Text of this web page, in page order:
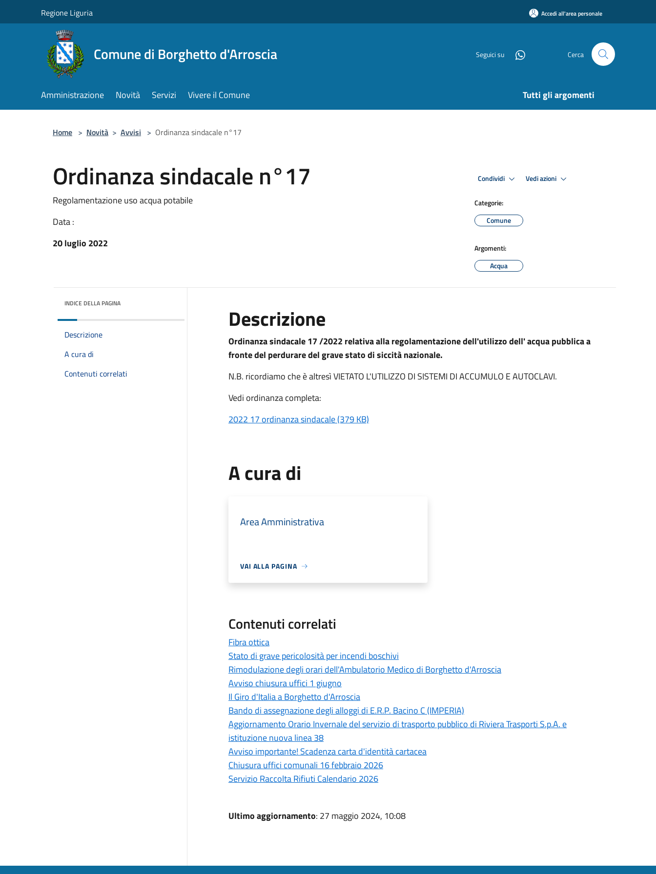
Regione Liguria Accedi all'area personale
Comune di Borghetto d'Arroscia Seguici su Cerca
Amministrazione Novità Servizi Vivere il Comune Tutti gli argomenti
Home > Novità > Avvisi > Ordinanza sindacale n°17
Ordinanza sindacale n°17
Regolamentazione uso acqua potabile
Data :
20 luglio 2022
Condividi Vedi azioni
Categorie:
Comune
Argomenti:
Acqua
INDICE DELLA PAGINA
Descrizione
A cura di
Contenuti correlati
Descrizione
Ordinanza sindacale 17 /2022 relativa alla regolamentazione dell'utilizzo dell' acqua pubblica a
fronte del perdurare del grave stato di siccità nazionale.
N.B. ricordiamo che è altresì VIETATO L'UTILIZZO DI SISTEMI DI ACCUMULO E AUTOCLAVI.
Vedi ordinanza completa:
2022 17 ordinanza sindacale (379 KB)
A cura di
Area Amministrativa
VAI ALLA PAGINA
Contenuti correlati
Fibra ottica
Stato di grave pericolosità per incendi boschivi
Rimodulazione degli orari dell'Ambulatorio Medico di Borghetto d'Arroscia
Avviso chiusura uffici 1 giugno
Il Giro d'Italia a Borghetto d'Arroscia
Bando di assegnazione degli alloggi di E.R.P. Bacino C (IMPERIA)
Aggiornamento Orario Invernale del servizio di trasporto pubblico di Riviera Trasporti S.p.A. e
istituzione nuova linea 38
Avviso importante! Scadenza carta d'identità cartacea
Chiusura uffici comunali 16 febbraio 2026
Servizio Raccolta Rifiuti Calendario 2026
Ultimo aggiornamento: 27 maggio 2024, 10:08